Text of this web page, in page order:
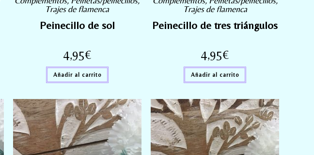
Trajes de flamenca
Peinecillo de sol
4,95€
Añadir al carrito
Trajes de flamenca
Peinecillo de tres triángulos
4,95€
Añadir al carrito